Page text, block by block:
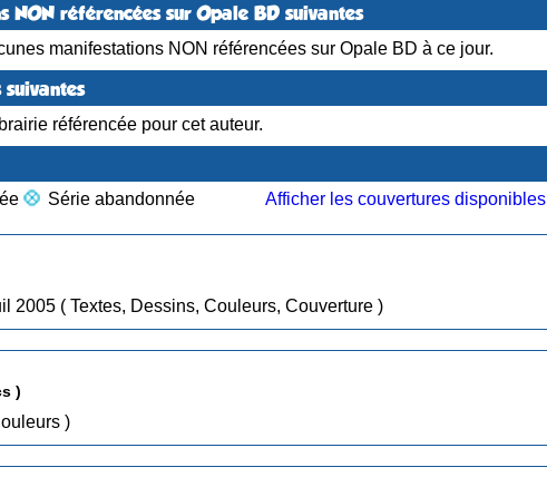
référencées sur Opale BD suivantes
manifestations NON référencées sur Opale BD à ce jour.
référencée pour cet auteur.
Série abandonnée
Afficher les couvertures disponibles
• Tome 7 : Cinéma Fantastic / Juil 2005 ( Textes, Dessins, Couleurs, Couverture )
)
Couleurs )